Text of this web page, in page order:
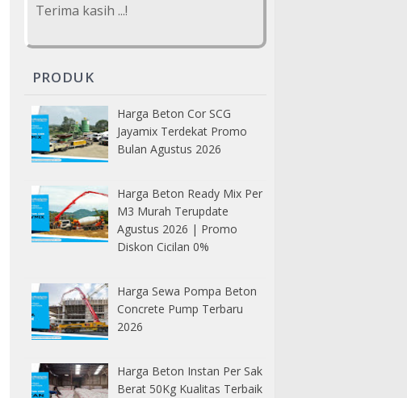
Terima kasih ...!
PRODUK
Harga Beton Cor SCG
Jayamix Terdekat Promo
Bulan Agustus 2026
Harga Beton Ready Mix Per
M3 Murah Terupdate
Agustus 2026 | Promo
Diskon Cicilan 0%
Harga Sewa Pompa Beton
Concrete Pump Terbaru
2026
Harga Beton Instan Per Sak
Berat 50Kg Kualitas Terbaik